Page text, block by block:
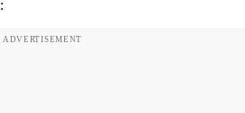
ADVERTISEMENT